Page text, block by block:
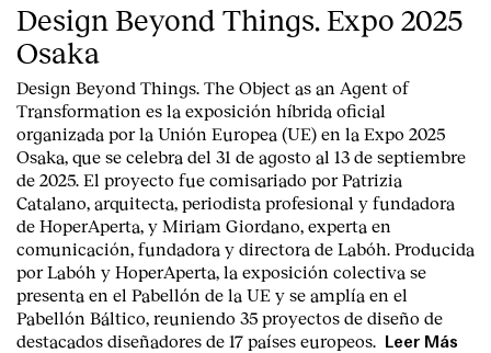
Design Beyond Things. Expo 2025
Osaka
Design Beyond Things. The Object as an Agent of
Transformation es la exposición híbrida oficial
organizada por la Unión Europea (UE) en la Expo 2025
Osaka, que se celebra del 31 de agosto al 13 de septiembre
de 2025. El proyecto fue comisariado porPatrizia
Catalano, arquitecta, periodista profesional y fundadora
de HoperAperta, y Miriam Giordano, experta en
comunicación, fundadora y directora de Labóh. Producida
porLabóh y HoperAperta, la exposición colectiva se
presenta en el Pabellón de la UE y se amplía en el
Pabellón Báltico, reuniendo 35 proyectos de diseño de
destacados diseñadores de 17 países europeos. Leer Más